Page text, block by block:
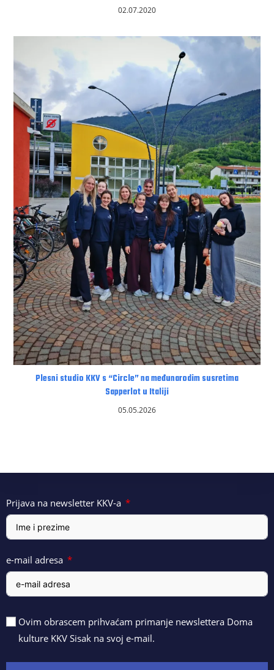
02.07.2020
Plesni studio KKV s “Circle” na međunarodim susretima
Sapperlot u Italiji
05.05.2026
Prijava na newsletter KKV-a
e-mail adresa
Ovim obrascem prihvaćam primanje newslettera Doma
kulture KKV Sisak na svoj e-mail.